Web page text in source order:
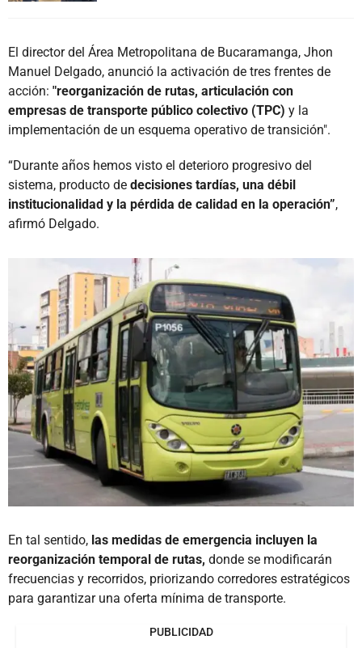
El director del Área Metropolitana de Bucaramanga, Jhon
Manuel Delgado, anunció la activación de tres frentes de
acción: "reorganización de rutas, articulación con
empresas de transporte público colectivo (TPC) y la
implementación de un esquema operativo de transición".
“Durante años hemos visto el deterioro progresivo del
sistema, producto de decisiones tardías, una débil
institucionalidad y la pérdida de calidad en la operación”,
afirmó Delgado.
En tal sentido, las medidas de emergencia incluyen la
reorganización temporal de rutas, donde se modificarán
frecuencias y recorridos, priorizando corredores estratégicos
para garantizar una oferta mínima de transporte.
PUBLICIDAD